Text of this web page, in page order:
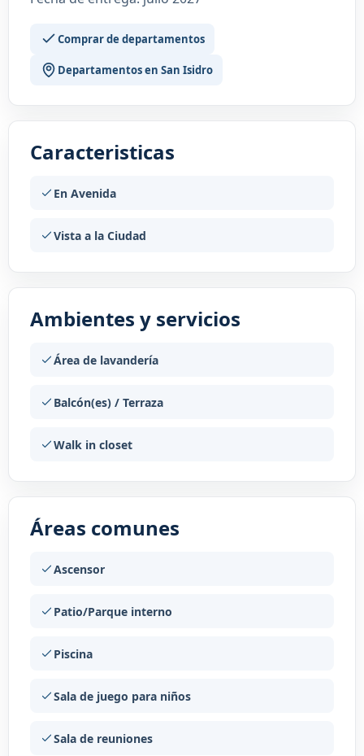
Comprar de departamentos
Departamentos en San Isidro
Caracteristicas
En Avenida
Vista a la Ciudad
Ambientes y servicios
Área de lavandería
Balcón(es) / Terraza
Walk in closet
Áreas comunes
Ascensor
Patio/Parque interno
Piscina
Sala de juego para niños
Sala de reuniones